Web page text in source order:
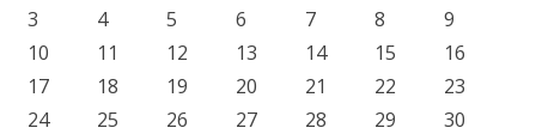
3
4 5 6 7 8
9
10
11 12 13 14 15
16
17
18 19 20 21 22
23
24
25 26 27 28 29
30